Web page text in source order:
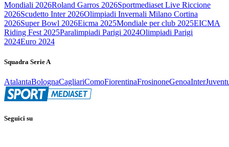
Mondiali 2026Roland Garros 2026Sportmediaset Live Riccione
2026Scudetto Inter 2026Olimpiadi Invernali Milano Cortina
2026Super Bowl 2026Eicma 2025Mondiale per club 2025EICMA
Riding Fest 2025Paralimpiadi Parigi 2024Olimpiadi Parigi
2024Euro 2024
Squadra Serie A
AtalantaBolognaCagliariComoFiorentinaFrosinoneGenoaInter
Seguici su